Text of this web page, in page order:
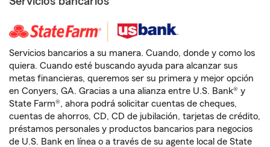
Servicios bancarios a su manera. Cuando, donde y como los
quiera. Cuando esté buscando ayuda para alcanzar sus
metas financieras, queremos ser su primera y mejor opción
en Conyers, GA. Gracias a una alianza entre U.S. Bank® y
State Farm®, ahora podrá solicitar cuentas de cheques,
cuentas de ahorros, CD, CD de jubilación, tarjetas de crédito,
préstamos personales y productos bancarios para negocios
de U.S. Bank en línea o a través de su agente local de State